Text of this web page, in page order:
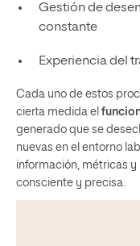
Gestión de
constante
Experiencia del
Cada uno de estos
cierta medida el
generado que se
nuevas en el entorno
información, métricas
consciente y precisa.